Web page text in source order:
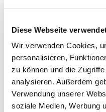
Diese Webseite
Wir verwenden Cookies,
personalisieren,
zu können und die
analysieren. Außerdem
Verwendung unserer
soziale Medien, Werbung
Dies